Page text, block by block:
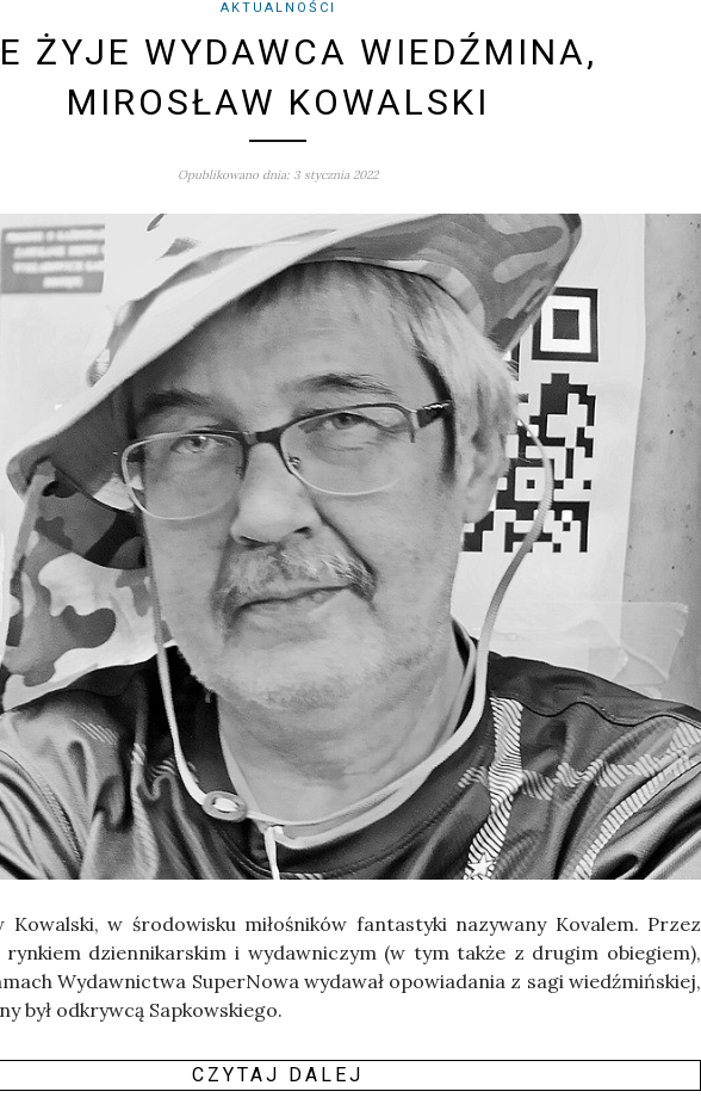
AKTUALNOŚCI
ŻYJE WYDAWCA WIEDŹMINA,
MIROSŁAW KOWALSKI
Opublikowano dnia: 3 stycznia 2022
Kowal­ski, w śro­do­wi­sku miło­śni­ków fan­ta­sty­ki nazy­wa­ny Kova­lem. Przez
dzien­ni­kar­skim i wydaw­ni­czym (w tym tak­że z dru­gim obie­giem),
Wydaw­nic­twa Super­No­wa wyda­wał opo­wia­da­nia z sagi wiedź­miń­skiej,
był odkryw­cą Sap­kow­skie­go.
CZY­TAJ DALEJ